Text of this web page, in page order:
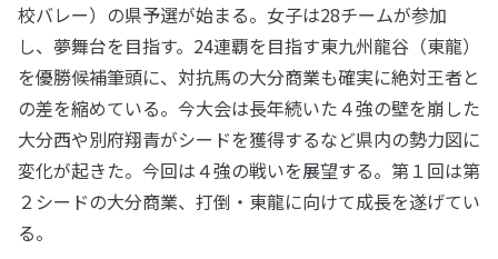
校バレー）の県予選が始まる。女子は28チームが参加
し、夢舞台を目指す。24連覇を目指す東九州龍谷（東龍）
を優勝候補筆頭に、対抗馬の大分商業も確実に絶対王者と
の差を縮めている。今大会は長年続いた４強の壁を崩した
大分西や別府翔青がシードを獲得するなど県内の勢力図に
変化が起きた。今回は４強の戦いを展望する。第１回は第
２シードの大分商業、打倒・東龍に向けて成長を遂げてい
る。